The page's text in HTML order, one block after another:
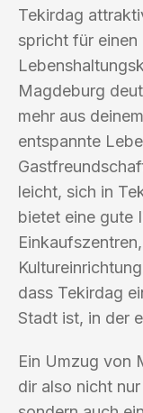
Tekirdag
spricht für
Magdeburg
mehr aus
entspannte
leicht, sich in
bietet eine gute
dass Tekirdag
Stadt ist, in der
Ein Umzug von
dir also nicht